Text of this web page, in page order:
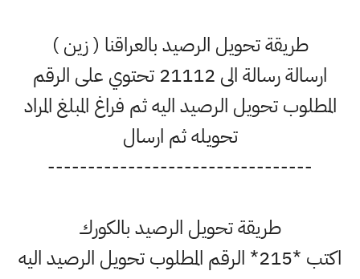
طريقة تحويل الرصيد بالعراقنا ( زين )
ارسالة رسالة الى 21112 تحتوي على الرقم
المطلوب تحويل الرصيد اليه ثم فراغ المبلغ المراد
تحويله ثم ارسال
---------------------------------
طريقة تحويل الرصيد بالكورك
اكتب *215* الرقم المطلوب تحويل الرصيد اليه